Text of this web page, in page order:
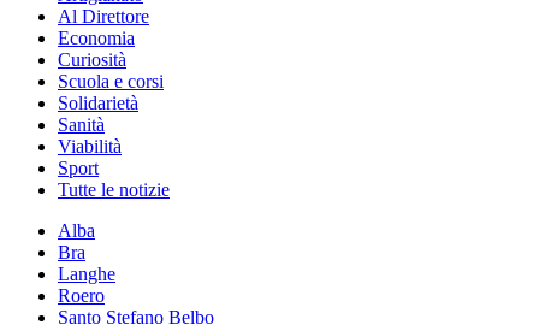
Al Direttore
Economia
Curiosità
Scuola e corsi
Solidarietà
Sanità
Viabilità
Sport
Tutte le notizie
Alba
Bra
Langhe
Roero
Santo Stefano Belbo